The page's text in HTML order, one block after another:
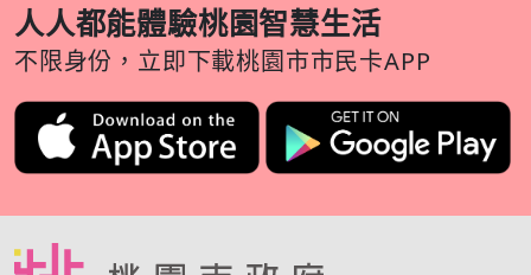
人人都能體驗桃園智慧生活
不限身份，立即下載桃園市市民卡APP